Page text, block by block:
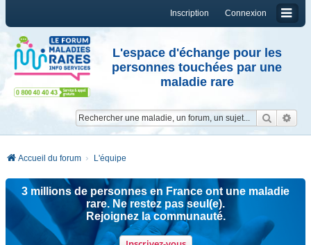
Connexion
Inscription
L'espace d'échange pour les
personnes touchées par une
maladie rare
Accueil du forum L'équipe
3 millions de personnes en France ont une maladie
rare. Ne restez pas seul(e).
Rejoignez la communauté.